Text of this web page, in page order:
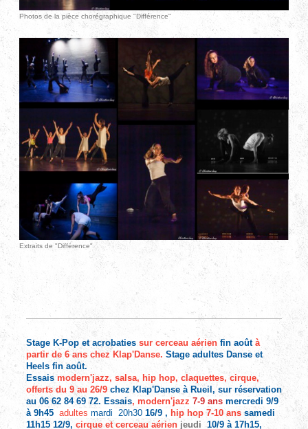
Photos de la pièce chorégraphique "Différence"
Extraits de "Différence"
Stage K-Pop et acrobaties sur cerceau aérien fin août à
partir de 6 ans chez Klap'Danse. Stage adultes Danse et
Heels fin août.
Essais modern'jazz, salsa, hip hop, claquettes, cirque,
offerts du 9 au 26/9chez Klap'Danse à Rueil, sur réservation
au 06 62 84 69 72. Essais, modern'jazz 7-9 ans mercredi 9/9
à 9h45
adultes mardi 20h3016/9 , hip hop 7-10 ans samedi
11h15 12/9, cirque et cerceau aérienjeudi 10/9 à 17h15,